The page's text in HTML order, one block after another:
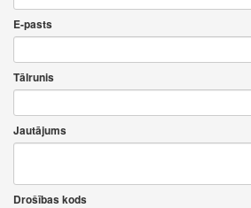
E-pasts
Tālrunis
Jautājums
Drošības kods